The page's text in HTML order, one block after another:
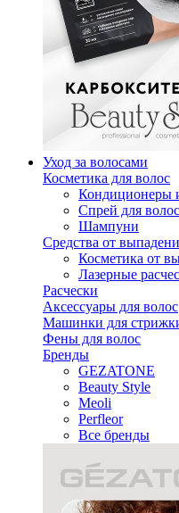
Уход за волосами
Косметика для волос
Кондиционеры
Спрей для волос
Шампуни
Средства от
Косметика от
Лазерные
Расчески
Аксессуары для волос
Машинки для
Фены для волос
Бренды
GEZATONE
Beauty Style
Meoli
Perfleor
Все бренды